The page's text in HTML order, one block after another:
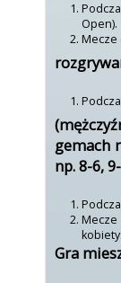
Open).
Mecze
gemach
np. 8-6,
Mecze
kobiety.
Gra